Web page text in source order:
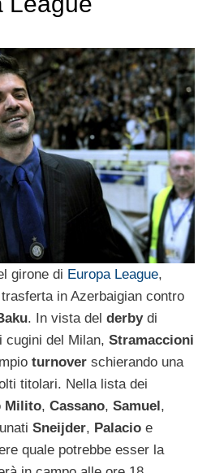
girone di Europa League,
in Azerbaigian contro
. In vista del derbydi
cugini del Milan, Stramaccioni
turnover schierando una
titolari. Nella lista dei
Milito, Cassano, Samuel ,
Sneijder, Palacio e
quale potrebbe esser la